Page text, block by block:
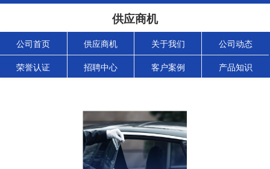
供应商机
公司首页 供应商机 关于我们 公司动态
荣誉认证 招聘中心 客户案例 产品知识